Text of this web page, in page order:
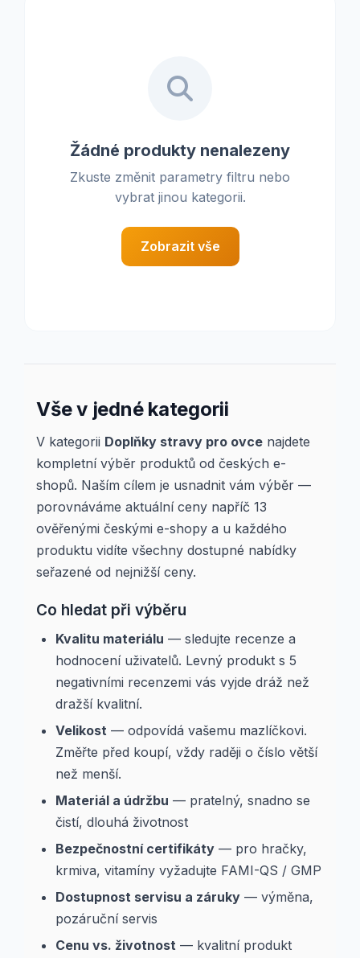
Žádné produkty nenalezeny
Zkuste změnit parametry filtru nebo
vybrat jinou kategorii.
Zobrazit vše
Vše v jedné kategorii
V kategorii Doplňky stravy pro ovce najdete
kompletní výběr produktů od českých e-
shopů. Naším cílem je usnadnit vám výběr —
porovnáváme aktuální ceny napříč 13
ověřenými českými e-shopy a u každého
produktu vidíte všechny dostupné nabídky
seřazené od nejnižší ceny.
Co hledat při výběru
Kvalitu materiálu — sledujte recenze a
hodnocení uživatelů. Levný produkt s 5
negativními recenzemi vás vyjde dráž než
dražší kvalitní.
Velikost — odpovídá vašemu mazlíčkovi.
Změřte před koupí, vždy raději o číslo větší
než menší.
Materiál a údržbu — pratelný, snadno se
čistí, dlouhá životnost
Bezpečnostní certifikáty — pro hračky,
krmiva, vitamíny vyžadujte FAMI-QS / GMP
Dostupnost servisu a záruky — výměna,
pozáruční servis
Cenu vs. životnost — kvalitní produkt